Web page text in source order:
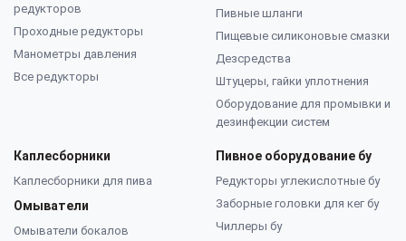
редукторов
Проходные редукторы
Манометры давления
Все редукторы
Пивные шланги
Пищевые силиконовые смазки
Дезсредства
Штуцеры, гайки уплотнения
Оборудование для промывки и
дезинфекции систем
Каплесборники
Каплесборники для пива
Омыватели
Омыватели бокалов
Пивное оборудование бу
Редукторы углекислотные бу
Заборные головки для кег бу
Чиллеры бу